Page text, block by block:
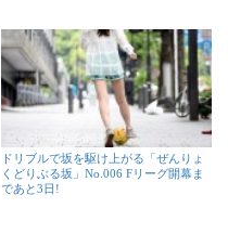
ドリブルで坂を駆け上がる「ぜんりょ
くどりぶる坂」No.006 Fリーグ開幕ま
であと3日!